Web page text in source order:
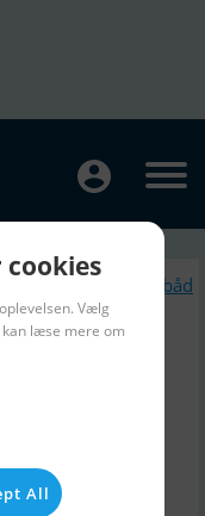
Lignende Motorbåd
Vælg
læse mere om
All